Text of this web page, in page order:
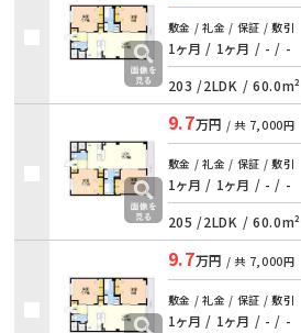
敷金 / 礼金 / 保証 / 敷引
1ヶ月 / 1ヶ月 / - / -
203 /2LDK / 60.0m²
9.7万円 / 共 7,000円
敷金 / 礼金 / 保証 / 敷引
1ヶ月 / 1ヶ月 / - / -
205 /2LDK / 60.0m²
9.7万円 / 共 7,000円
敷金 / 礼金 / 保証 / 敷引
1ヶ月 / 1ヶ月 / - / -